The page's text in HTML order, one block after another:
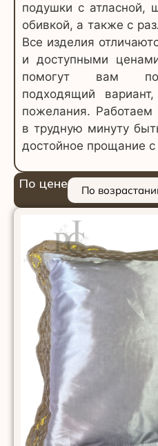
подушки с атласной,
обивкой, а также с
Все изделия
и доступными
помогут вам
подходящий
пожелания. Работаем
в трудную минуту
достойное прощание
По цене